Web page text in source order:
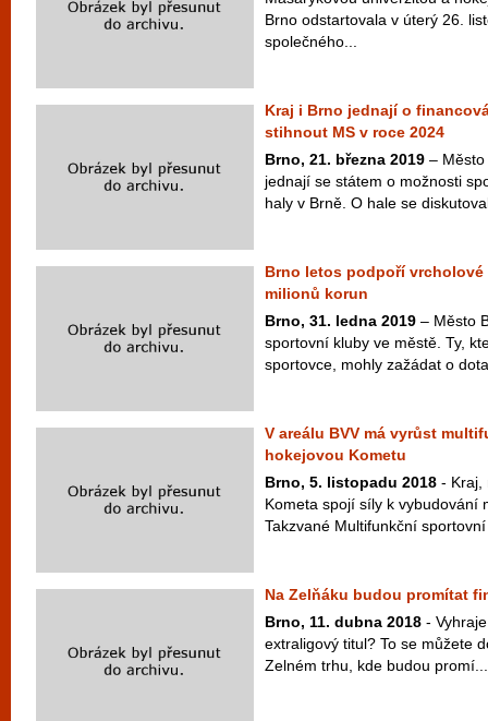
Brno odstartovala v úterý 26.
společného...
Kraj i Brno jednají o
stihnout MS v roce 2024
Brno, 21. března 2019 –
jednají se státem o možnosti
haly v Brně. O hale se
Brno letos podpoří
milionů korun
Brno, 31. ledna 2019 – Město
sportovní kluby ve městě. Ty,
sportovce, mohly zažádat o
V areálu BVV má vyrůst
hokejovou Kometu
Brno, 5. listopadu 2018 - Kraj,
Kometa spojí síly k vybudování
Takzvané Multifunkční
Na Zelňáku budou promítat
Brno, 11. dubna 2018 -
extraligový titul? To se můžete
Zelném trhu, kde budou promí...